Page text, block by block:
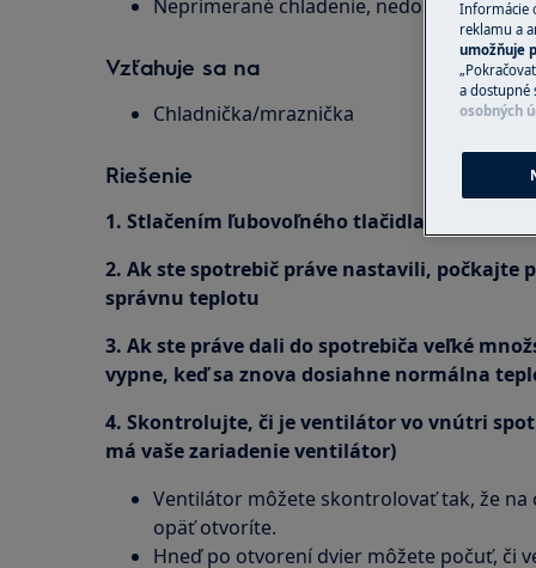
Neprimerané chladenie, nedostatočné
Vzťahuje sa na
Chladnička/mraznička
Riešenie
1. Stlačením ľubovoľného tlačidla vypnite
2. Ak ste spotrebič práve nastavili, počkajte
správnu teplotu
3. Ak ste práve dali do spotrebiča veľké
vypne, keď sa znova dosiahne normálna
4. Skontrolujte, či je ventilátor vo vnútri
má vaše zariadenie ventilátor)
Ventilátor môžete skontrolovať tak, že na
opäť otvoríte.
Hneď po otvorení dvier môžete počuť, či
Informácie
reklamu a
umožňuje
a dostupné
osobných